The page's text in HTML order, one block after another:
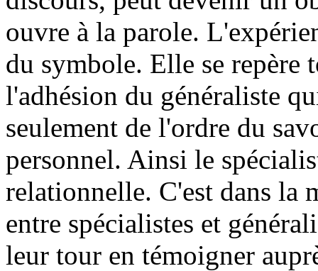
ouvre à la parole.
du symbole. Elle se repère
l'adhésion du généraliste
seulement de l'ordre du
personnel. Ainsi le
relationnelle. C'est dans la
entre spécialistes et
leur tour en témoigner